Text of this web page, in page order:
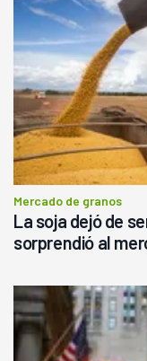
Mercado de granos
La soja dejó de
sorprendió al